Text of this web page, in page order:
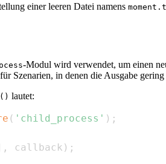
einer leeren Datei namens
-Modul wird verwendet, um einen
Szenarien, in denen die Ausgabe gering
lautet:
( 'child_process' ) ;
, callback ) ;